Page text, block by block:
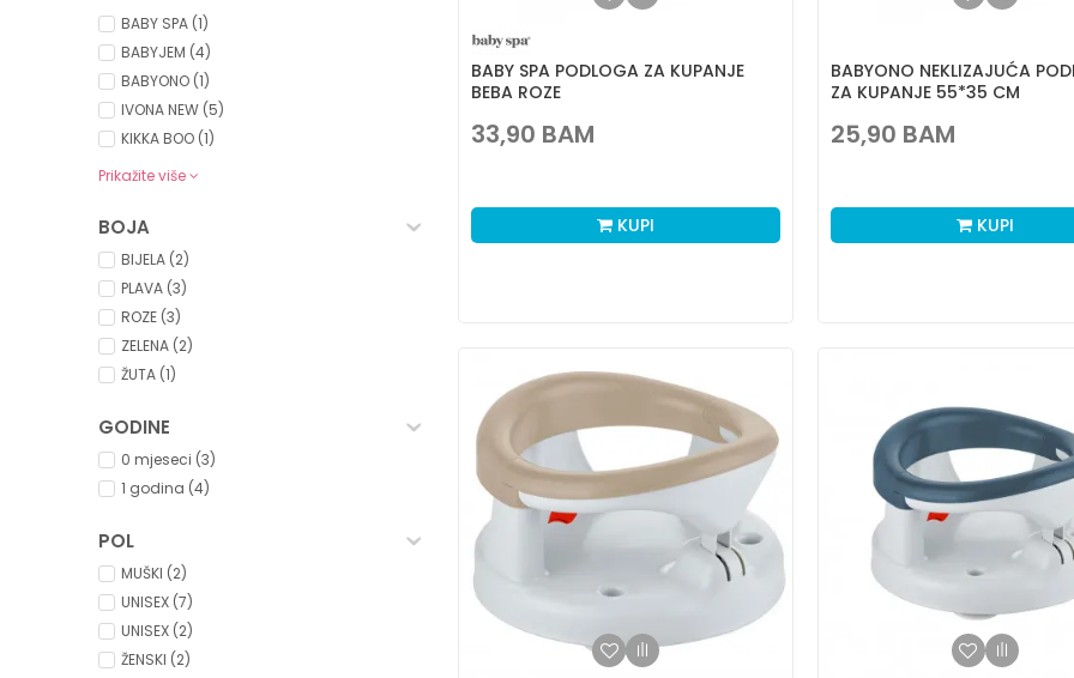
BABY SPA (1)
BABYJEM (4)
BABYONO (1)
IVONA NEW (5)
KIKKA BOO (1)
Prikažite više
BOJA
BIJELA (2)
PLAVA (3)
ROZE (3)
ZELENA (2)
ŽUTA (1)
GODINE
0 mjeseci (3)
1 godina (4)
POL
MUŠKI (2)
UNISEX (7)
UNISEX (2)
ŽENSKI (2)
BABY SPA PODLOGA ZA KUPANJE
BEBA ROZE
33,90 BAM
KUPI
BABYONO NEKLIZAJUĆA
ZA KUPANJE 55*35 CM
25,90 BAM
KUPI